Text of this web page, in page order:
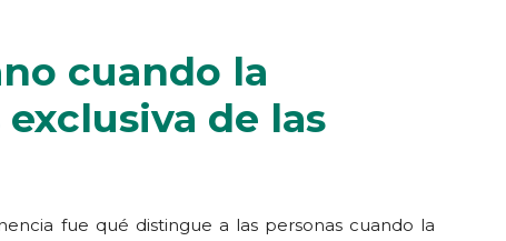
cuando la
de las
fue qué distingue a las personas cuando la